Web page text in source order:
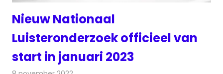
Nieuw Nationaal
Luisteronderzoek officieel van
start in januari 2023